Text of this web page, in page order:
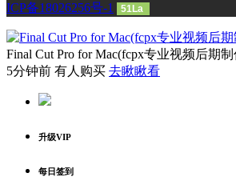
ICP备18026256号-1
51La
Final Cut Pro for Mac(fcpx专业视频后期
5分钟前 有人购买 去瞅瞅看
升级VIP
每日签到